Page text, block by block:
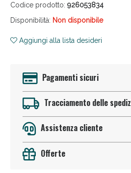
Codice prodotto: 926053834
Disponibilità: Non disponibile
Aggiungi alla lista desideri
Pagamenti sicuri
Tracciamento delle
Assistenza cliente
Offerte
Anticellulite e Fanghi: Sconto
oggi!